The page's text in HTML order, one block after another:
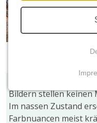
Bildern stellen keinen
Im nassen Zustand
Farbnuancen meist
Notwendige
Funktionen und